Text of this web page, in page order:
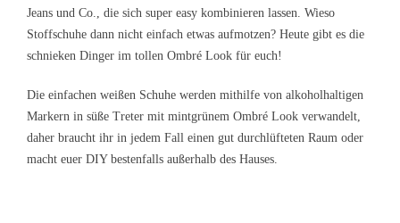
Jeans und Co., die sich super easy kombinieren lassen. Wieso
Stoffschuhe dann nicht einfach etwas aufmotzen? Heute gibt es die
schnieken Dinger im tollen Ombré Look für euch!
Die einfachen weißen Schuhe werden mithilfe von alkoholhaltigen
Markern in süße Treter mit mintgrünem Ombré Look verwandelt,
daher braucht ihr in jedem Fall einen gut durchlüfteten Raum oder
macht euer DIY bestenfalls außerhalb des Hauses.